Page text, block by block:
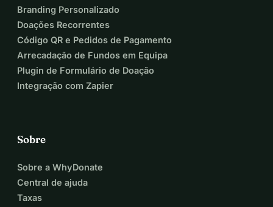
Branding Personalizado
Doações Recorrentes
Código QR e Pedidos de Pagamento
Arrecadação de Fundos em Equipa
Plugin de Formulário de Doação
Integração com Zapier
Sobre
Sobre a WhyDonate
Central de ajuda
Taxas